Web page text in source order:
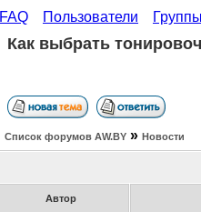
FAQ Пользователи
Как выбрать
Список форумов АW.BY » Новости
Автор